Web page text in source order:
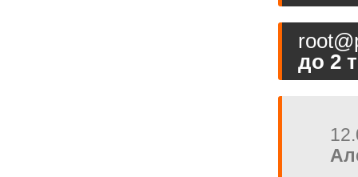
до 2